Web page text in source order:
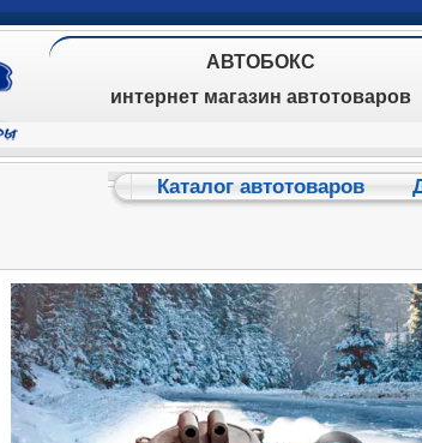
АВТОБОКС
интернет магазин автотоваров
Каталог автотоваров